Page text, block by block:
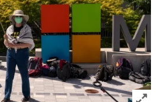
Click to expand Image